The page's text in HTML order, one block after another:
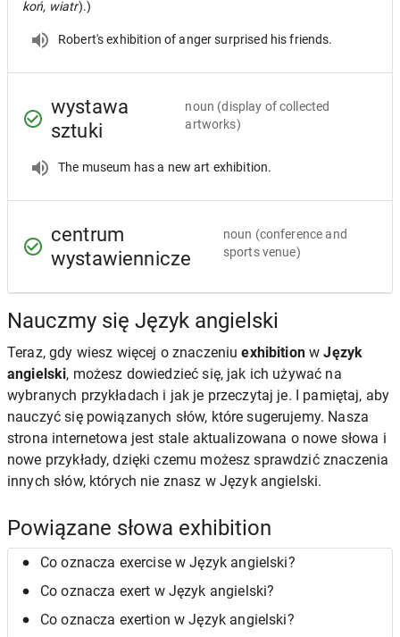
koń, wiatr).)
Robert's exhibition of anger surprised his friends.
wystawa
sztuki
noun (display of collected
artworks)
The museum has a new art exhibition.
centrum
wystawiennicze
noun (conference and
sports venue)
Nauczmy się Język angielski
Teraz, gdy wiesz więcej o znaczeniuexhibitionwJęzyk
angielski, możesz dowiedzieć się, jak ich używać na
wybranych przykładach i jak je przeczytaj je. I pamiętaj, aby
nauczyć się powiązanych słów, które sugerujemy. Nasza
strona internetowa jest stale aktualizowana o nowe słowa i
nowe przykłady, dzięki czemu możesz sprawdzić znaczenia
innych słów, których nie znasz w Język angielski.
Powiązane słowa exhibition
Co oznacza exercise w Język angielski?
Co oznacza exert w Język angielski?
Co oznacza exertion w Język angielski?